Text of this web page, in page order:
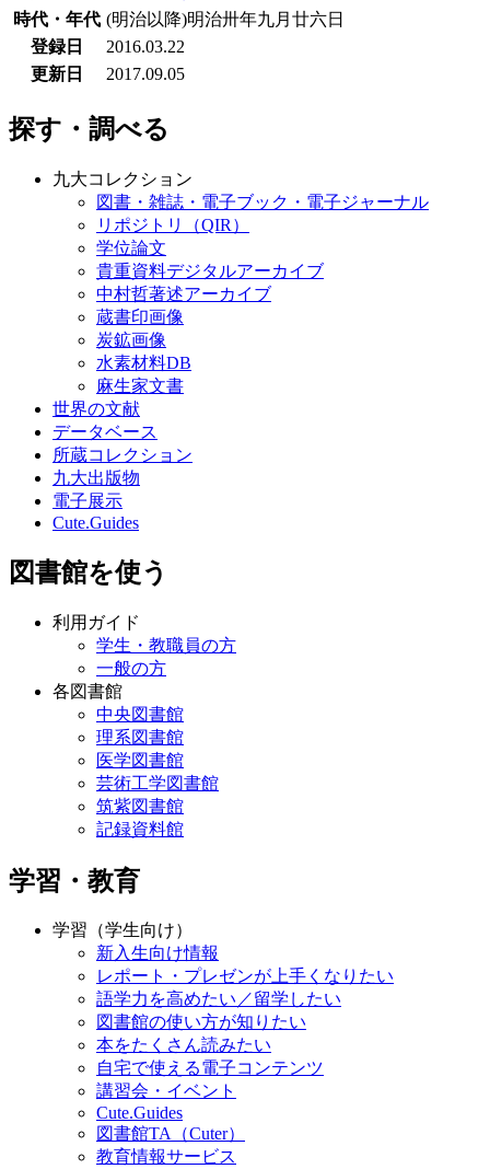
時代・年代 (明治以降)明治卅年九月廿六日
登録日
2016.03.22
更新日
2017.09.05
探す・調べる
九大コレクション
図書・雑誌・電子ブック・電子ジャーナル
リポジトリ（QIR）
学位論文
貴重資料デジタルアーカイブ
中村哲著述アーカイブ
蔵書印画像
炭鉱画像
水素材料DB
麻生家文書
世界の文献
データベース
所蔵コレクション
九大出版物
電子展示
Cute.Guides
図書館を使う
利用ガイド
学生・教職員の方
一般の方
各図書館
中央図書館
理系図書館
医学図書館
芸術工学図書館
筑紫図書館
記録資料館
学習・教育
学習（学生向け）
新入生向け情報
レポート・プレゼンが上手くなりたい
語学力を高めたい／留学したい
図書館の使い方が知りたい
本をたくさん読みたい
自宅で使える電子コンテンツ
講習会・イベント
Cute.Guides
図書館TA（Cuter）
教育情報サービス